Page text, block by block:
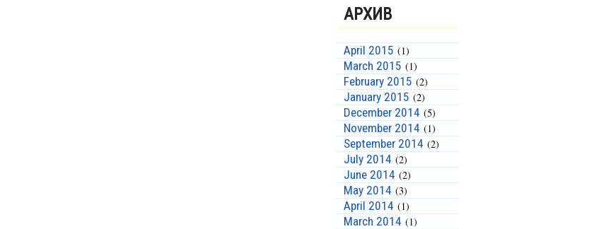
АРХИВ
April 2015 (1)
March 2015 (1)
February 2015 (2)
January 2015 (2)
December 2014 (5)
November 2014 (1)
September 2014 (2)
July 2014 (2)
June 2014 (2)
May 2014 (3)
April 2014 (1)
March 2014 (1)